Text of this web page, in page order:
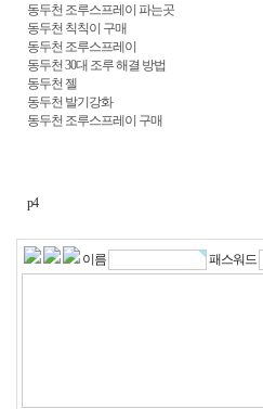
동두천 조루스프레이 파는곳
동두천 칙칙이 구매
동두천 조루스프레이
동두천 30대 조루 해결 방법
동두천 젤
동두천 발기강화
동두천 조루스프레이 구매
p4
이름 패스워드